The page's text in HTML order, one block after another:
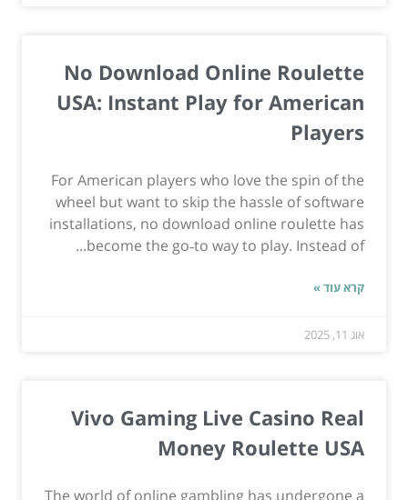
No Download Online Roulette
USA: Instant Play for American
Players
For American players who love the spin of the
wheel but want to skip the hassle of software
installations, no download online roulette has
become the go‑to way to play. Instead of...
קרא עוד »
אוג 11, 2025
Vivo Gaming Live Casino Real
Money Roulette USA
The world of online gambling has undergone a